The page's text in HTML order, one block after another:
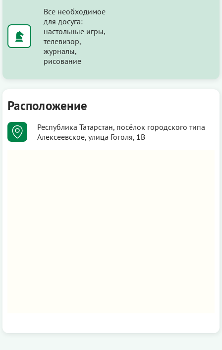
Все необходимое
для досуга:
настольные игры,
телевизор,
журналы,
рисование
Расположение
Республика Татарстан, посёлок городского типа
Алексеевское, улица Гоголя, 1В